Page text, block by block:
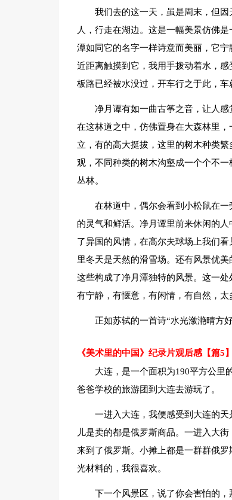
我们去的这一天，虽是周末，但
人，行走在湖边。这是一幅美景仿佛
潭如同它的名字一样诗意而美丽，它
近距离触摸到它，我用手拨动着水，
板路已经被水没过，开车行之于此，车
净月谭有如一曲古筝之音，让人
在这林道之中，仿佛置身在大森林里
立，有的高大挺拔，这里的树木种类
观，不同种类的树木沟壑成一个个不
丛林。
在林道中，偶尔会看到小松鼠在
的灵气和鲜活。净月谭里前来休闲的
了异国的风情，在高尔夫球场上我们
里冬天是天然的滑雪场。还有风景优
这些构成了净月潭独特的风景。这一
有宁静，有惬意，有闲情，有自然，
正如苏轼的一首诗“水光潋滟晴方
《美术里的中国》纪录片观后感【篇5】
大连，是一个面积为190平方公里
爸爸学校的旅游团到大连去游玩了。
一进入大连，我便感受到大连的
儿是卖的都是俄罗斯商品。一进入大
来到了俄罗斯。小摊上都是一群群俄
光材料的，我很喜欢。
下一个风景区，说了你会害怕的